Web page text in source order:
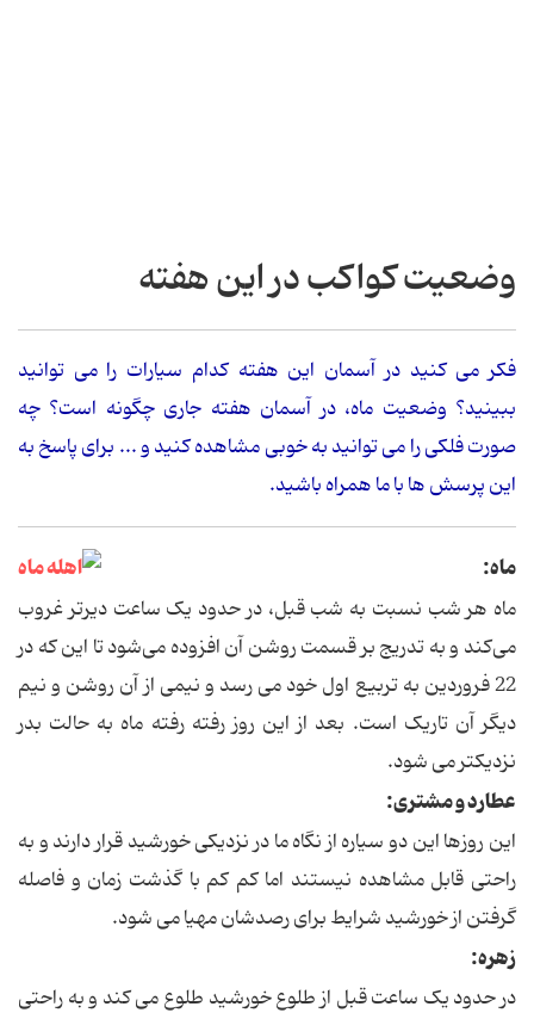
وضعیت کواکب در این هفته
فکر می کنید در آسمان این هفته کدام سیارات را می توانید
ببینید؟ وضعیت ماه، در آسمان هفته جاری چگونه است؟ چه
صورت فلکی را می توانید به خوبی مشاهده کنید و ... برای پاسخ به
این پرسش ها با ما همراه باشید.
ماه:
ماه هر شب نسبت به شب قبل، در حدود یک ساعت دیرتر غروب
می‌کند و به تدریج بر قسمت روشن آن افزوده می‌شود تا این که در
22 فروردین به تربیع اول خود می رسد و نیمی از آن روشن و نیم
دیگر آن تاریک است. بعد از این روز رفته رفته ماه به حالت بدر
نزدیکتر می شود.
عطارد و مشتری:
این روزها این دو سیاره از نگاه ما در نزدیکی خورشید قرار دارند و به
راحتی قابل مشاهده نیستند اما کم کم با گذشت زمان و فاصله
گرفتن از خورشید شرایط برای رصدشان مهیا می شود.
زهره:
در حدود یک ساعت قبل از طلوع خورشید طلوع می کند و به راحتی